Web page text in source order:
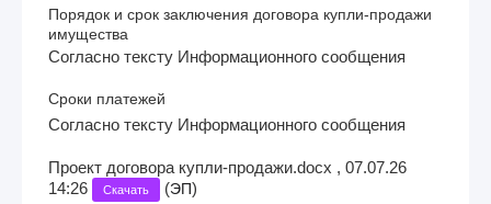
Порядок и срок заключения договора купли-продажи
имущества
Согласно тексту Информационного сообщения
Сроки платежей
Согласно тексту Информационного сообщения
Проект договора купли-продажи.docx , 07.07.26
14:26
Скачать (ЭП)